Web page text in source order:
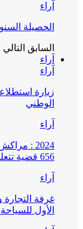
آراء
الحصيلة
السابق التالي
آراء
آراء
زيارة
الوطني
آراء
2024 :
656 قضية تتعلق بغسيل الأموال
آراء
غرفة
الأول